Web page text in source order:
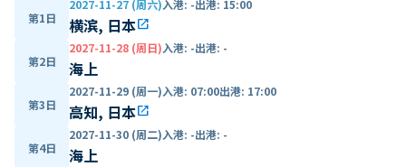
第1日
2027-11-27 (周六)入港: -出港: 15:00
横滨, 日本open_in_new
第2日
2027-11-28 (周日)入港: -出港: -
海上
第3日
2027-11-29 (周一)入港: 07:00出港: 17:00
高知, 日本open_in_new
第4日
2027-11-30 (周二)入港: -出港: -
海上